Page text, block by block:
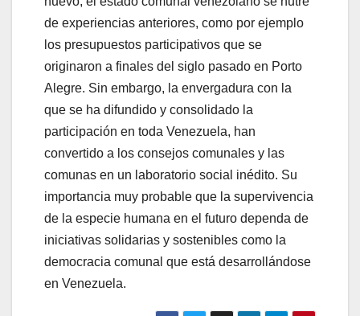
de experiencias anteriores, como por ejemplo
los presupuestos participativos que se
originaron a finales del siglo pasado en Porto
Alegre. Sin embargo, la envergadura con la
que se ha difundido y consolidado la
participación en toda Venezuela, han
convertido a los consejos comunales y las
comunas en un laboratorio social inédito. Su
importancia muy probable que la supervivencia
de la especie humana en el futuro dependa de
iniciativas solidarias y sostenibles como la
democracia comunal que está desarrollándose
en Venezuela.